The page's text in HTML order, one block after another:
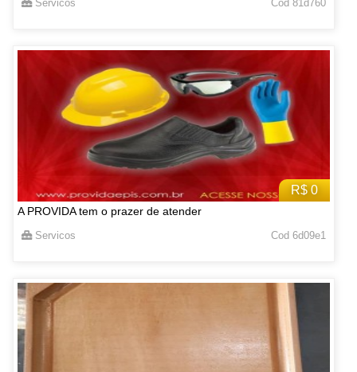
Servicos Cod 81d760
R$ 0
A PROVIDA tem o prazer de atender
Servicos Cod 6d09e1